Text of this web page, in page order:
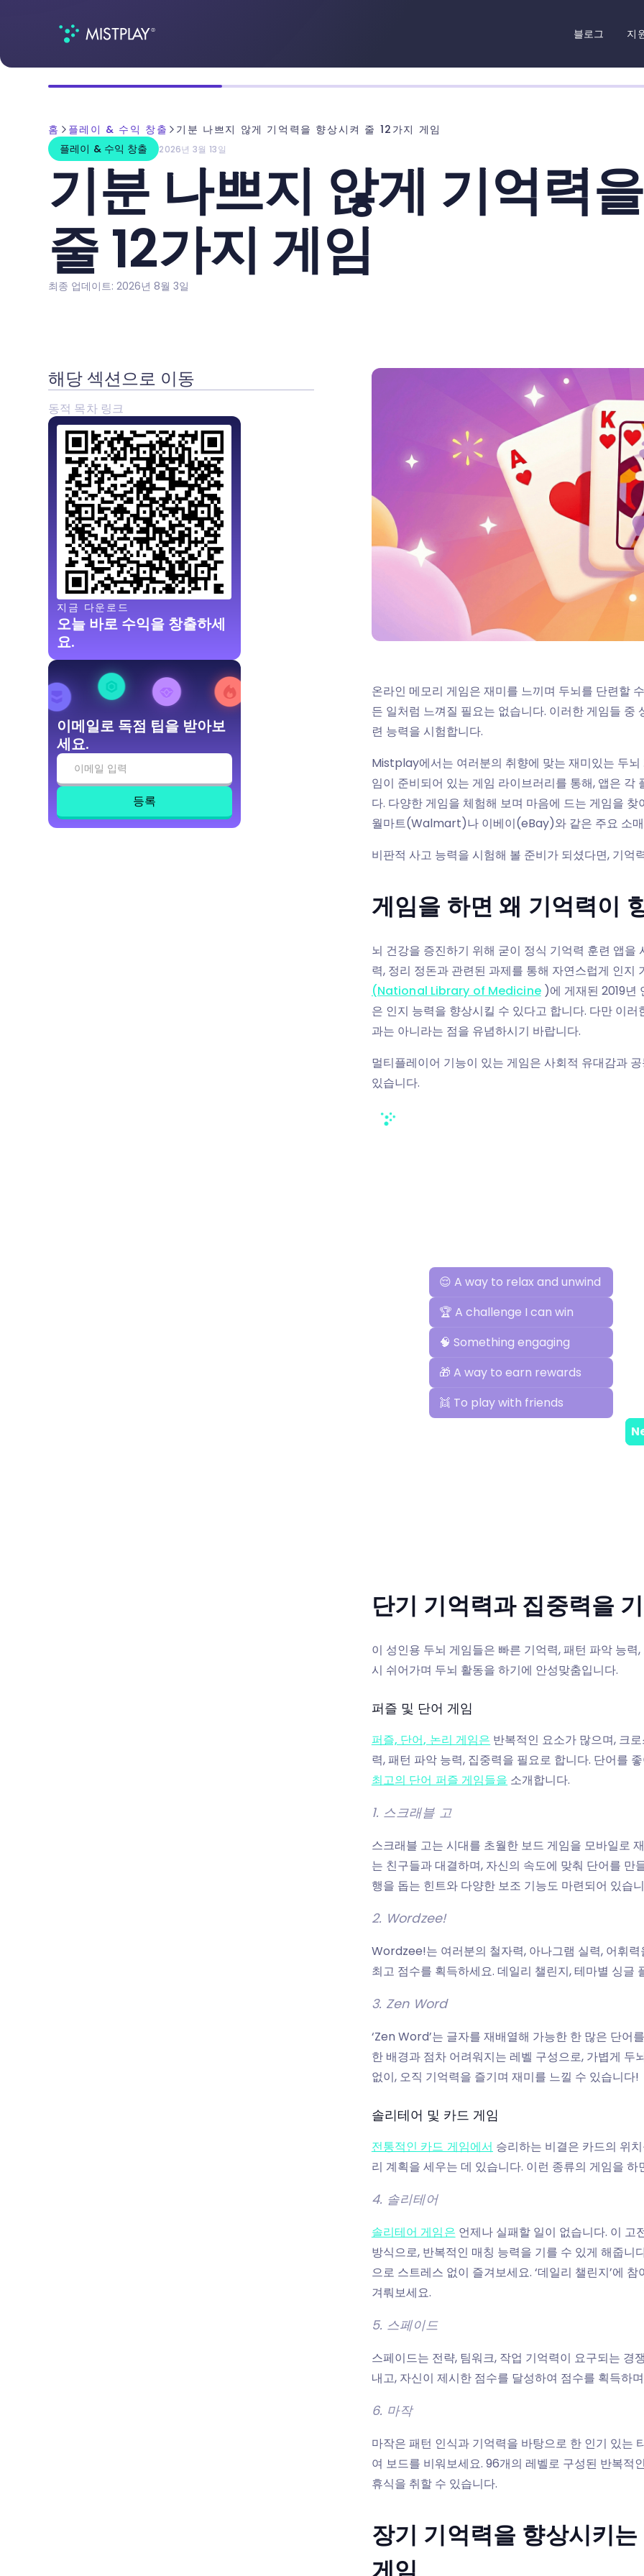
블로그 지
홈 플레이 & 수익 창출
기분 나쁘지 않게 기억력을 향상시켜 줄 12가지 게임
플레이 & 수익 창출
2026년 3월 13일
기분 나쁘지 않게 기억력
줄 12가지 게임
최종 업데이트: 2026년 8월 3일
해당 섹션으로 이동
동적 목차 링크
지금 다운로드
오늘 바로 수익을 창출하세
요.
이메일로 독점 팁을 받아보
세요.
온라인 메모리 게임은 재미를 느끼며 두뇌를 단련할
든 일처럼 느껴질 필요는 없습니다. 이러한 게임들
련 능력을 시험합니다.
Mistplay에서는 여러분의 취향에 맞는 재미있는 두
임이 준비되어 있는 게임 라이브러리를 통해, 앱은
다. 다양한 게임을 체험해 보며 마음에 드는 게임을
월마트(Walmart)나 이베이(eBay)와 같은 주요 소
비판적 사고 능력을 시험해 볼 준비가 되셨다면, 기억
게임을 하면 왜 기억력이
뇌 건강을 증진하기 위해 굳이 정식 기억력 훈련 앱을
력, 정리 정돈과 관련된 과제를 통해 자연스럽게 인지
(National Library of Medicine)에 게재된 2019년
은 인지 능력을 향상시킬 수 있다고 합니다. 다만 이
과는 아니라는 점을 유념하시기 바랍니다.
멀티플레이어 기능이 있는 게임은 사회적 유대감과
있습니다.
단기 기억력과 집중력을
이 성인용 두뇌 게임들은 빠른 기억력, 패턴 파악 능
시 쉬어가며 두뇌 활동을 하기에 안성맞춤입니다.
퍼즐 및 단어 게임
퍼즐, 단어, 논리 게임은 반복적인 요소가 많으며, 크
력, 패턴 파악 능력, 집중력을 필요로 합니다. 단어를
최고의 단어 퍼즐 게임들을 소개합니다.
1. 스크래블 고
스크래블 고는 시대를 초월한 보드 게임을 모바일로
는 친구들과 대결하며, 자신의 속도에 맞춰 단어를
행을 돕는 힌트와 다양한 보조 기능도 마련되어 있습
2. Wordzee!
Wordzee!는 여러분의 철자력, 아나그램 실력, 어휘
최고 점수를 획득하세요. 데일리 챌린지, 테마별 싱글
3. Zen Word
‘Zen Word’는 글자를 재배열해 가능한 한 많은 단어
한 배경과 점차 어려워지는 레벨 구성으로, 가볍게
없이, 오직 기억력을 즐기며 재미를 느낄 수 있습니다!
솔리테어 및 카드 게임
전통적인 카드 게임에서 승리하는 비결은 카드의 위
리 계획을 세우는 데 있습니다. 이런 종류의 게임을
4. 솔리테어
솔리테어 게임은 언제나 실패할 일이 없습니다. 이
방식으로, 반복적인 매칭 능력을 기를 수 있게 해줍
으로 스트레스 없이 즐겨보세요. ‘데일리 챌린지’에
겨뤄보세요.
5. 스페이드
스페이드는 전략, 팀워크, 작업 기억력이 요구되는
내고, 자신이 제시한 점수를 달성하여 점수를 획득하
6. 마작
마작은 패턴 인식과 기억력을 바탕으로 한 인기 있는
여 보드를 비워보세요. 96개의 레벨로 구성된 반복
휴식을 취할 수 있습니다.
장기 기억력을 향상시키